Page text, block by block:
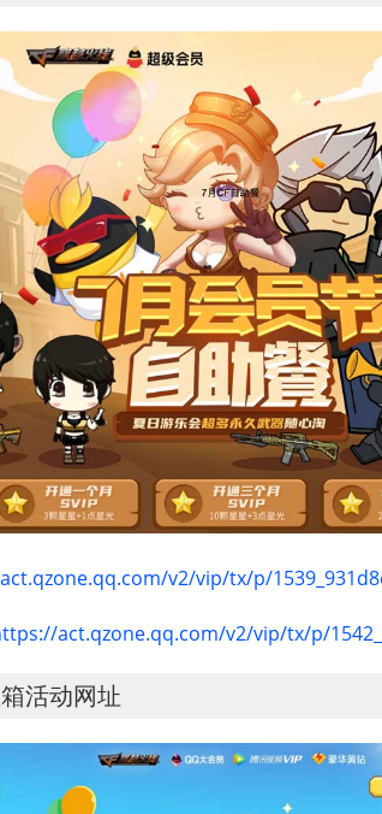
v2/vip/tx/p/
act.qzone.qq.com/v2/vip/tx/p/
活动网址